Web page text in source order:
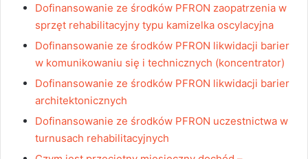
Dofinansowanie ze środków PFRON zaopatrzenia w
sprzęt rehabilitacyjny typu kamizelka oscylacyjna
Dofinansowanie ze środków PFRON likwidacji barier
w komunikowaniu się i technicznych (koncentrator)
Dofinansowanie ze środków PFRON likwidacji barier
architektonicznych
Dofinansowanie ze środków PFRON uczestnictwa w
turnusach rehabilitacyjnych